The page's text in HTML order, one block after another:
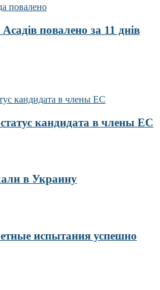
повалено за 11 днів
кандидата в члены ЕС
в Украину
испытания успешно